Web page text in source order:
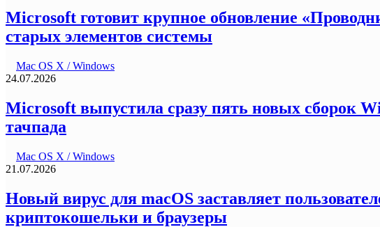
Microsoft готовит крупное обновление
старых элементов системы
Mac OS X / Windows
24.07.2026
Microsoft выпустила сразу пять новых сборок
тачпада
Mac OS X / Windows
21.07.2026
Новый вирус для macOS заставляет
криптокошельки и браузеры